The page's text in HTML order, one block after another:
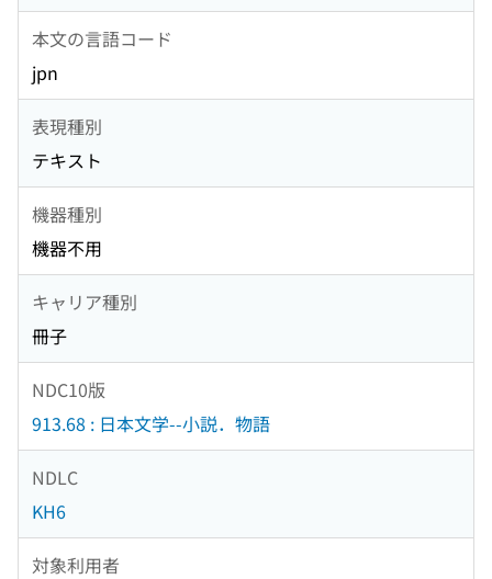
本文の言語コード
jpn
表現種別
テキスト
機器種別
機器不用
キャリア種別
冊子
NDC10版
913.68 : 日本文学--小説．物語
NDLC
KH6
対象利用者